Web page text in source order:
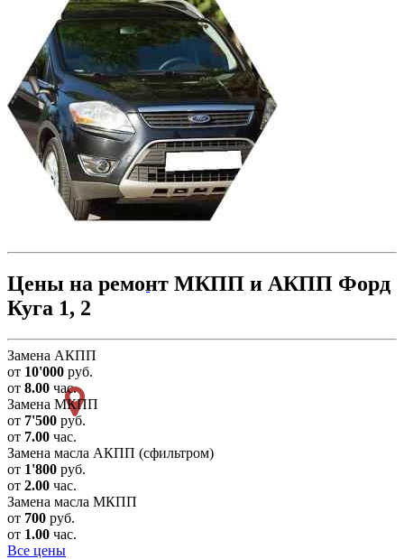
Цены на ремонт МКПП и АКПП Форд
Куга 1, 2
Замена АКПП
от 10'000 руб.
от 8.00 час.
Замена МКПП
от 7'500 руб.
от 7.00 час.
Замена масла АКПП (сфильтром)
от 1'800 руб.
от 2.00 час.
Замена масла МКПП
от 700 руб.
от 1.00 час.
Все цены